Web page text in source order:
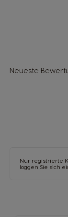
Neueste
Nur registrierte
loggen Sie sich